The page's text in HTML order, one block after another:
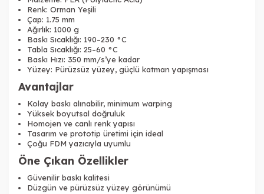
Tükendi Tükendi
Tükendi
Renk: Orman Yeşili
Çap: 1.75 mm
Ağırlık: 1000 g
Baskı Sıcaklığı: 190–230 °C
Tabla Sıcaklığı: 25–60 °C
Baskı Hızı: 350 mm/s’ye kadar
Yüzey: Pürüzsüz yüzey, güçlü katman yapışması
Avantajlar
Kolay baskı alınabilir, minimum warping
Yüksek boyutsal doğruluk
Homojen ve canlı renk yapısı
Tasarım ve prototip üretimi için ideal
Çoğu FDM yazıcıyla uyumlu
Öne Çıkan Özellikler
Güvenilir baskı kalitesi
Düzgün ve pürüzsüz yüzey görünümü